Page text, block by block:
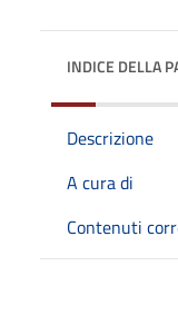
INDICE DELLA
Descrizione
A cura di
Contenuti